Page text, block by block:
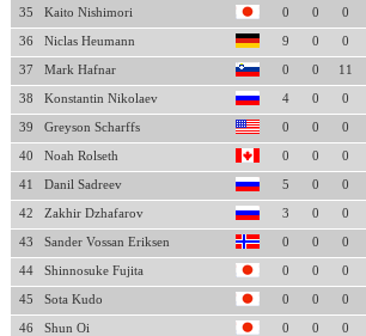
35 Kaito Nishimori 0 0 0
36 Niclas Heumann 9 0 0
37 Mark Hafnar 0 0 11
38 Konstantin Nikolaev 4 0 0
39 Greyson Scharffs 0 0 0
40 Noah Rolseth 0 0 0
41 Danil Sadreev 5 0 0
42 Zakhir Dzhafarov 3 0 0
43 Sander Vossan Eriksen 0 0 0
44 Shinnosuke Fujita 0 0 0
45 Sota Kudo 0 0 0
46 Shun Oi 0 0 0